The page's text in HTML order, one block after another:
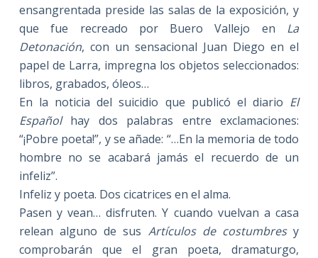
ensangrentada preside las salas de la exposición, y
que fue recreado por Buero Vallejo en La
Detonación, con un sensacional Juan Diego en el
papel de Larra, impregna los objetos seleccionados:
libros, grabados, óleos…
En la noticia del suicidio que publicó el diario El
Españolhay dos palabras entre exclamaciones:
“¡Pobre poeta!”, y se añade: “…En la memoria de todo
hombre no se acabará jamás el recuerdo de un
infeliz”.
Infeliz y poeta. Dos cicatrices en el alma.
Pasen y vean… disfruten. Y cuando vuelvan a casa
relean alguno de sus Artículos de costumbresy
comprobarán que el gran poeta, dramaturgo,